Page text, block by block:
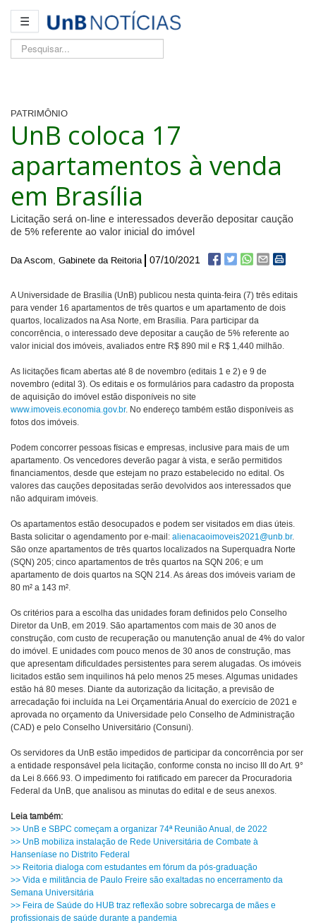
☰
Pesquisar...
PATRIMÔNIO
UnB coloca 17
apartamentos à venda
em Brasília
Licitação será on-line e interessados deverão depositar caução
de 5% referente ao valor inicial do imóvel
Da Ascom, Gabinete da Reitoria 07/10/2021
A Universidade de Brasília (UnB) publicou nesta quinta-feira (7) três editais
para vender 16 apartamentos de três quartos e um apartamento de dois
quartos, localizados na Asa Norte, em Brasília. Para participar da
concorrência, o interessado deve depositar a caução de 5% referente ao
valor inicial dos imóveis, avaliados entre R$ 890 mil e R$ 1,440 milhão.
As licitações ficam abertas até 8 de novembro (editais 1 e 2) e 9 de
novembro (edital 3). Os editais e os formulários para cadastro da proposta
de aquisição do imóvel estão disponíveis no site
www.imoveis.economia.gov.br. No endereço também estão disponíveis as
fotos dos imóveis.
Podem concorrer pessoas físicas e empresas, inclusive para mais de um
apartamento. Os vencedores deverão pagar à vista, e serão permitidos
financiamentos, desde que estejam no prazo estabelecido no edital. Os
valores das cauções depositadas serão devolvidos aos interessados que
não adquiram imóveis.
Os apartamentos estão desocupados e podem ser visitados em dias úteis.
Basta solicitar o agendamento por e-mail: alienacaoimoveis2021@unb.br.
São onze apartamentos de três quartos localizados na Superquadra Norte
(SQN) 205; cinco apartamentos de três quartos na SQN 206; e um
apartamento de dois quartos na SQN 214. As áreas dos imóveis variam de
80 m² a 143 m².
Os critérios para a escolha das unidades foram definidos pelo Conselho
Diretor da UnB, em 2019. São apartamentos com mais de 30 anos de
construção, com custo de recuperação ou manutenção anual de 4% do valor
do imóvel. E unidades com pouco menos de 30 anos de construção, mas
que apresentam dificuldades persistentes para serem alugadas. Os imóveis
licitados estão sem inquilinos há pelo menos 25 meses. Algumas unidades
estão há 80 meses. Diante da autorização da licitação, a previsão de
arrecadação foi incluída na Lei Orçamentária Anual do exercício de 2021 e
aprovada no orçamento da Universidade pelo Conselho de Administração
(CAD) e pelo Conselho Universitário (Consuni).
Os servidores da UnB estão impedidos de participar da concorrência por ser
a entidade responsável pela licitação, conforme consta no inciso III do Art. 9°
da Lei 8.666.93. O impedimento foi ratificado em parecer da Procuradoria
Federal da UnB, que analisou as minutas do edital e de seus anexos.
Leia também:
>> UnB e SBPC começam a organizar 74ª Reunião Anual, de 2022
>> UnB mobiliza instalação de Rede Universitária de Combate à
Hanseníase no Distrito Federal
>> Reitoria dialoga com estudantes em fórum da pós-graduação
>> Vida e militância de Paulo Freire são exaltadas no encerramento da
Semana Universitária
>> Feira de Saúde do HUB traz reflexão sobre sobrecarga de mães e
profissionais de saúde durante a pandemia